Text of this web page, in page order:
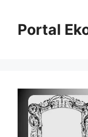
Portal